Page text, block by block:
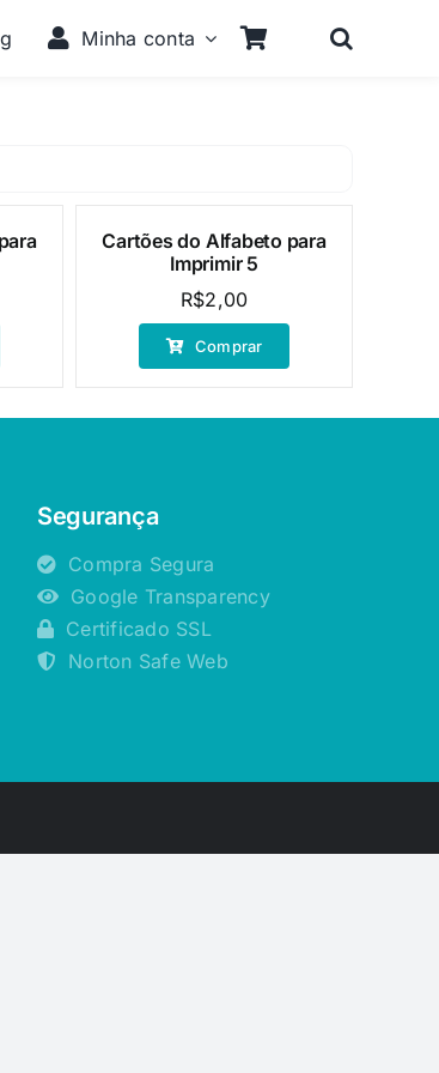
Minha conta
Cartões do Alfabeto para
Imprimir 5
R$2,00
Comprar
Segurança
Compra Segura
Google Transparency
Certificado SSL
Norton Safe Web